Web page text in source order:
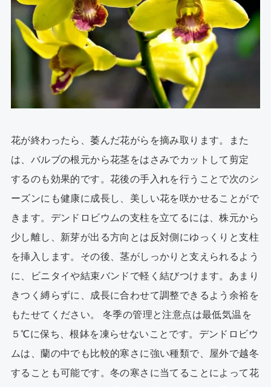
花が終わったら、萎んだ花がらを摘み取ります。また
は、バルブの根元から花茎をはさみでカットして剪定
するのも効果的です。花後の手入れを行うことで次のシ
ーズンにも健康に成長し、美しい花を咲かせることがで
きます。デンドロビウムの支柱を立てるには、株元から
少し離し、新芽が出る方向とは反対側にゆっくりと支柱
を挿入します。その後、茎がしっかりと支えられるよう
に、ビニタイや結束バンドで軽く結びつけます。あまり
きつく縛らずに、成長に合わせて調整できるよう余裕を
もたせてください。 冬季の管理と注意点は最低気温を
５℃に保ち、根鉢を凍らせないことです。デンドロビウ
ムは、蘭の中でも比較的寒さに強い種類で、屋外で越冬
することも可能です。冬の寒さに当てることによって花